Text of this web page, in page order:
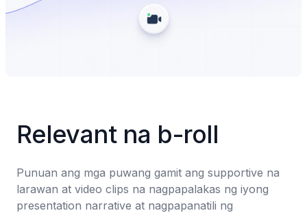
Relevant na b-roll
Punuan ang mga puwang gamit ang supportive na
larawan at video clips na nagpapalakas ng iyong
presentation narrative at nagpapanatili ng